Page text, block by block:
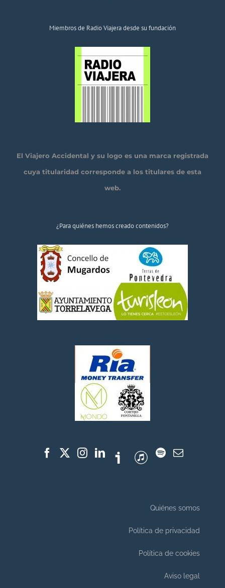
Miembros de Radio Viajera desde su fundación
El Viajero Accidental y su logo es una marca registrada
cuya titularidad corresponde a los titulares de esta
web.
¿Para quiénes hemos creado contenidos?
Quiénes somos
Política de privacidad
Política de cookies
Aviso legal